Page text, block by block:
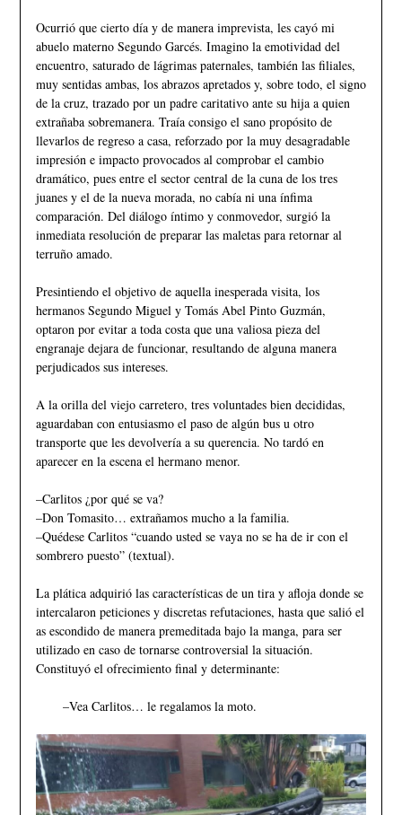
Ocurrió que cierto día y de manera imprevista, les cayó mi
abuelo materno Segundo Garcés. Imagino la emotividad del
encuentro, saturado de lágrimas paternales, también las filiales,
muy sentidas ambas, los abrazos apretados y, sobre todo, el signo
de la cruz, trazado por un padre caritativo ante su hija a quien
extrañaba sobremanera. Traía consigo el sano propósito de
llevarlos de regreso a casa, reforzado por la muy desagradable
impresión e impacto provocados al comprobar el cambio
dramático, pues entre el sector central de la cuna de los tres
juanes y el de la nueva morada, no cabía ni una ínfima
comparación. Del diálogo íntimo y conmovedor, surgió la
inmediata resolución de preparar las maletas para retornar al
terruño amado.
Presintiendo el objetivo de aquella inesperada visita, los
hermanos Segundo Miguel y Tomás Abel Pinto Guzmán,
optaron por evitar a toda costa que una valiosa pieza del
engranaje dejara de funcionar, resultando de alguna manera
perjudicados sus intereses.
A la orilla del viejo carretero, tres voluntades bien decididas,
aguardaban con entusiasmo el paso de algún bus u otro
transporte que les devolvería a su querencia. No tardó en
aparecer en la escena el hermano menor.
–Carlitos ¿por qué se va?
–Don Tomasito… extrañamos mucho a la familia.
–Quédese Carlitos “cuando usted se vaya no se ha de ir con el
sombrero puesto” (textual).
La plática adquirió las características de un tira y afloja donde se
intercalaron peticiones y discretas refutaciones, hasta que salió el
as escondido de manera premeditada bajo la manga, para ser
utilizado en caso de tornarse controversial la situación.
Constituyó el ofrecimiento final y determinante:
–Vea Carlitos… le regalamos la moto.